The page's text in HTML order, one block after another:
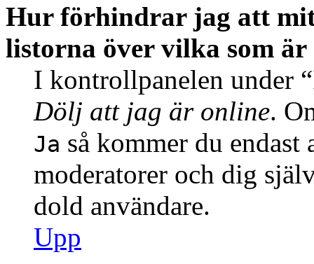
Hur förhindrar jag att
listorna över vilka som är
I kontrollpanelen under
Dölj att jag är online.
Ja så kommer du
moderatorer och dig
dold användare.
Upp